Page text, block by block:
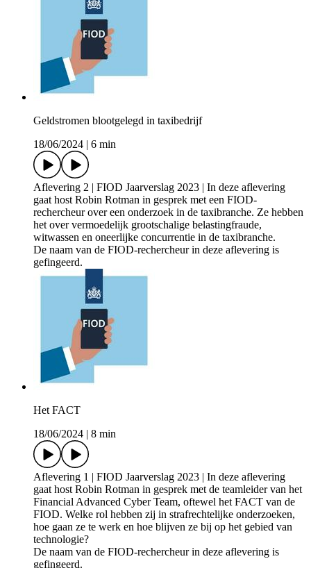
Geldstromen blootgelegd in taxibedrijf
18/06/2024
6 min
Aflevering 2 | FIOD Jaarverslag 2023 | In deze aflevering
gaat host Robin Rotman in gesprek met een FIOD-
rechercheur over een onderzoek in de taxibranche. Ze hebben
het over vermoedelijk grootschalige belastingfraude,
witwassen en oneerlijke concurrentie in de taxibranche.
De naam van de FIOD-rechercheur in deze aflevering is
gefingeerd.
Het FACT
18/06/2024
8 min
Aflevering 1 | FIOD Jaarverslag 2023 | In deze aflevering
gaat host Robin Rotman in gesprek met de teamleider van het
Financial Advanced Cyber Team, oftewel het FACT van de
FIOD. Welke rol hebben zij in strafrechtelijke onderzoeken,
hoe gaan ze te werk en hoe blijven ze bij op het gebied van
technologie?
De naam van de FIOD-rechercheur in deze aflevering is
gefingeerd.